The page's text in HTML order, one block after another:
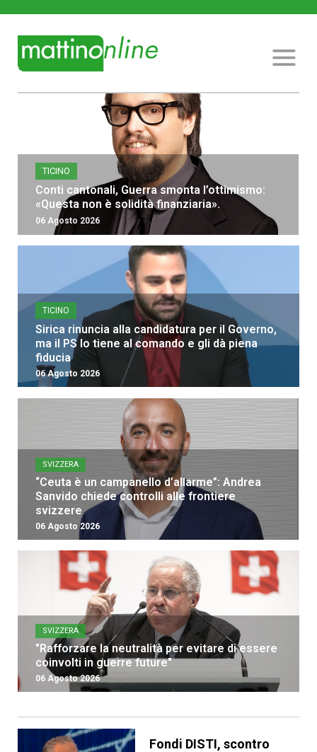
TICINO
Conti cantonali, Guerra smonta l’ottimismo:
«Questa non è solidità finanziaria».
06 Agosto 2026
TICINO
Sirica rinuncia alla candidatura per il Governo,
ma il PS lo tiene al comando e gli dà piena
fiducia
06 Agosto 2026
SVIZZERA
“Ceuta è un campanello d’allarme”: Andrea
Sanvido chiede controlli alle frontiere
svizzere
06 Agosto 2026
SVIZZERA
"Rafforzare la neutralità per evitare di essere
coinvolti in guerre future"
06 Agosto 2026
Fondi DISTI, scontro